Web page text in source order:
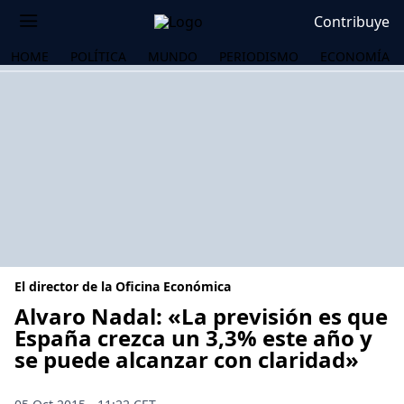
Contribuye
HOME POLÍTICA MUNDO PERIODISMO ECONOMÍA
El director de la Oficina Económica
Alvaro Nadal: «La previsión es que
España crezca un 3,3% este año y
se puede alcanzar con claridad»